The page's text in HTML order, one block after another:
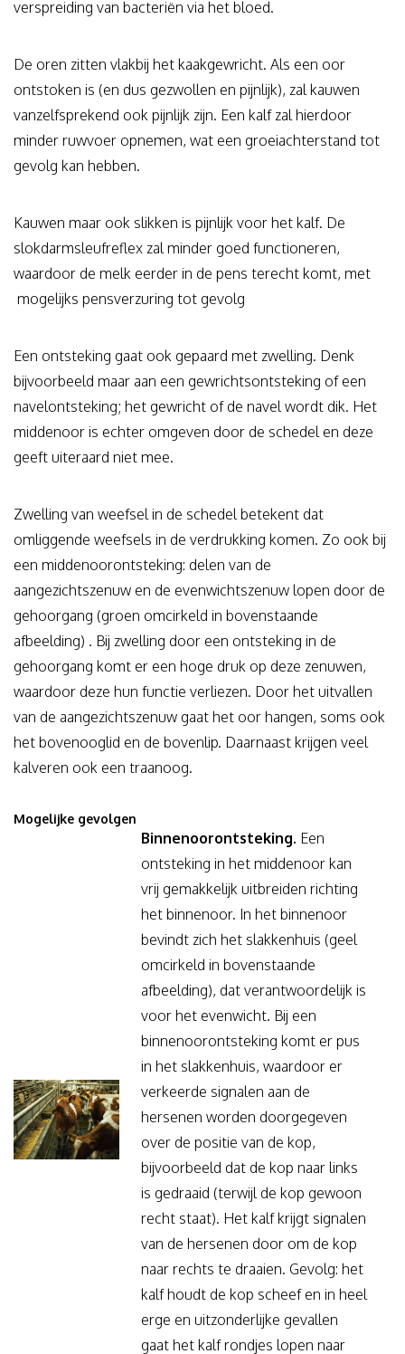
verspreiding van bacteriën via het bloed.
De oren zitten vlakbij het kaakgewricht. Als een oor
ontstoken is (en dus gezwollen en pijnlijk), zal kauwen
vanzelfsprekend ook pijnlijk zijn. Een kalf zal hierdoor
minder ruwvoer opnemen, wat een groeiachterstand tot
gevolg kan hebben.
Kauwen maar ook slikken is pijnlijk voor het kalf. De
slokdarmsleufreflex zal minder goed functioneren,
waardoor de melk eerder in de pens terecht komt, met
mogelijks pensverzuring tot gevolg
Een ontsteking gaat ook gepaard met zwelling. Denk
bijvoorbeeld maar aan een gewrichtsontsteking of een
navelontsteking; het gewricht of de navel wordt dik. Het
middenoor is echter omgeven door de schedel en deze
geeft uiteraard niet mee.
Zwelling van weefsel in de schedel betekent dat
omliggende weefsels in de verdrukking komen. Zo ook bij
een middenoorontsteking: delen van de
aangezichtszenuw en de evenwichtszenuw lopen door de
gehoorgang (groen omcirkeld in bovenstaande
afbeelding) . Bij zwelling door een ontsteking in de
gehoorgang komt er een hoge druk op deze zenuwen,
waardoor deze hun functie verliezen. Door het uitvallen
van de aangezichtszenuw gaat het oor hangen, soms ook
het bovenooglid en de bovenlip. Daarnaast krijgen veel
kalveren ook een traanoog.
Mogelijke gevolgen
Binnenoorontsteking. Een
ontsteking in het middenoor kan
vrij gemakkelijk uitbreiden richting
het binnenoor. In het binnenoor
bevindt zich het slakkenhuis (geel
omcirkeld in bovenstaande
afbeelding), dat verantwoordelijk is
voor het evenwicht. Bij een
binnenoorontsteking komt er pus
in het slakkenhuis, waardoor er
verkeerde signalen aan de
hersenen worden doorgegeven
over de positie van de kop,
bijvoorbeeld dat de kop naar links
is gedraaid (terwijl de kop gewoon
recht staat). Het kalf krijgt signalen
van de hersenen door om de kop
naar rechts te draaien. Gevolg: het
kalf houdt de kop scheef en in heel
erge en uitzonderlijke gevallen
gaat het kalf rondjes lopen naar